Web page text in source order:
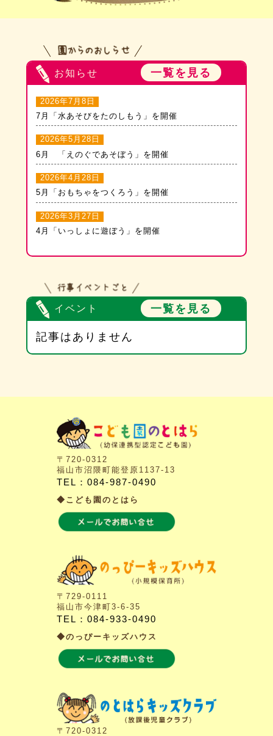
お知らせ 一覧を見る
2026年7月8日
7月「水あそびをたのしもう」を開催
2026年5月28日
6月 「えのぐであそぼう」を開催
2026年4月28日
5月「おもちゃをつくろう」を開催
2026年3月27日
4月「いっしょに遊ぼう」を開催
イベント 一覧を見る
記事はありません
〒720-0312
福山市沼隈町能登原1137-13
TEL：084-987-0490
◆こども園のとはら
〒729-0111
福山市今津町3-6-35
TEL：084-933-0490
◆のっぴーキッズハウス
〒720-0312